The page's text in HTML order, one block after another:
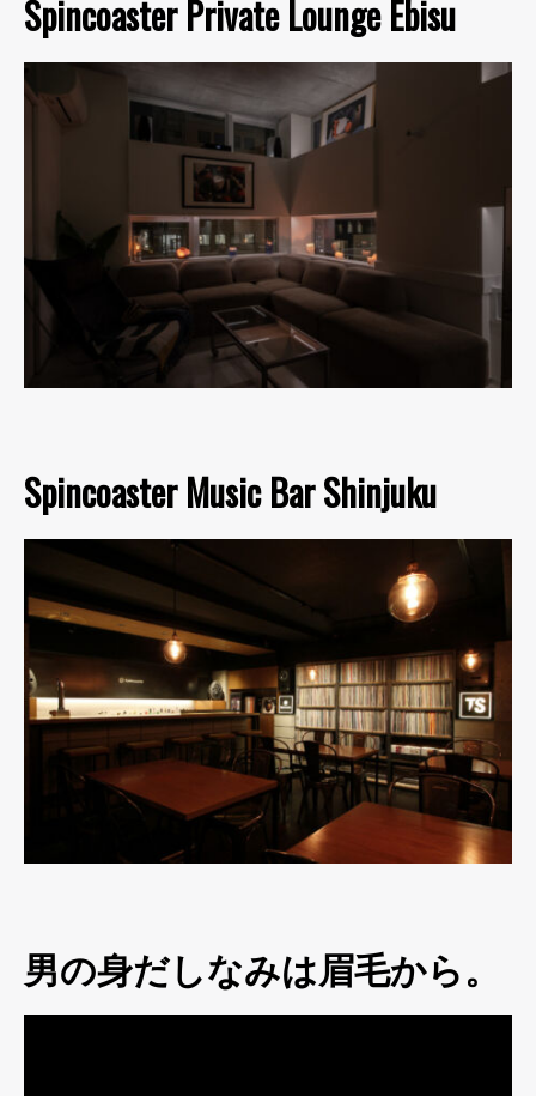
Spincoaster Private Lounge Ebisu
Spincoaster Music Bar Shinjuku
男の身だしなみは眉毛から。